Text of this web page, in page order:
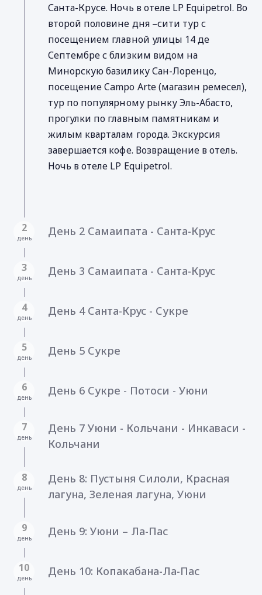
Санта-Крусе. Ночь в отеле LP Equipetrol. Во
второй половине дня –сити тур с
посещением главной улицы 14 де
Септембре с близким видом на
Минорскую базилику Сан-Лоренцо,
посещение Campo Arte (магазин ремесел),
тур по популярному рынку Эль-Абасто,
прогулки по главным памятникам и
жилым кварталам города. Экскурсия
завершается кофе. Возвращение в отель.
Ночь в отеле LP Equipetrol.
2
день День 2 Самаипата - Санта-Крус
3
день День 3 Самаипата - Санта-Крус
4
день День 4 Санта-Крус - Сукре
5
день День 5 Сукре
6
день День 6 Сукре - Потоси - Уюни
7
день
День 7 Уюни - Кольчани - Инкаваси -
Кольчани
8
день
День 8: Пустыня Силоли, Красная
лагуна, Зеленая лагуна, Уюни
9
день День 9: Уюни – Ла-Пас
10
день День 10: Копакабана-Ла-Пас